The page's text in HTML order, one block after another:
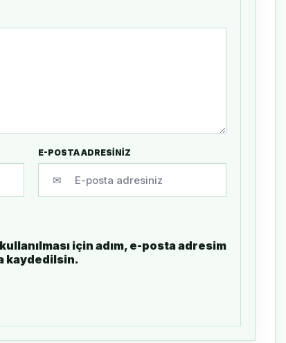
E-POSTA ADRESİNİZ
✉
için adım, e-posta adresim
kaydedilsin.